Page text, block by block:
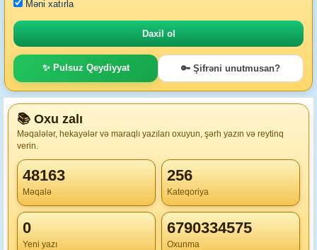
Məni xatırla
✨ Pulsuz Qeydiyyat 🔑 Şifrəni unutmusan?
📚 Oxu zalı
Məqalələr, hekayələr və maraqlı yazıları oxuyun, şərh yazın və reytinq
verin.
48163
Məqalə
256
Kateqoriya
0
Yeni yazı
6790334575
Oxunma